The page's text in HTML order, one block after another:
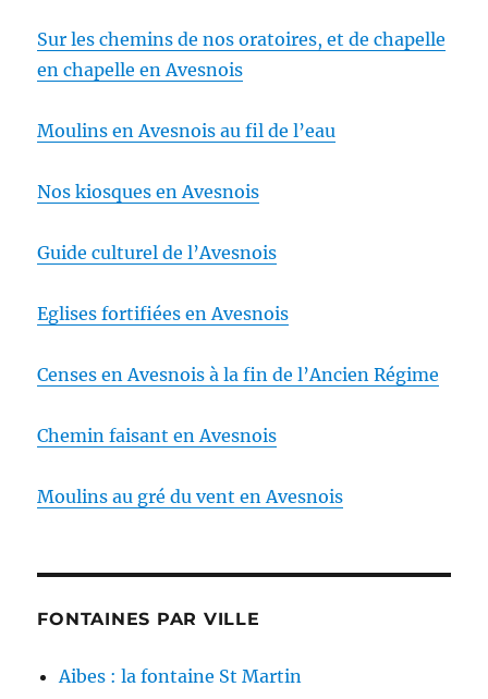
Sur les chemins de nos oratoires, et de chapelle
en chapelle en Avesnois
Moulins en Avesnois au fil de l’eau
Nos kiosques en Avesnois
Guide culturel de l’Avesnois
Eglises fortifiées en Avesnois
Censes en Avesnois à la fin de l’Ancien Régime
Chemin faisant en Avesnois
Moulins au gré du vent en Avesnois
FONTAINES PAR VILLE
Aibes : la fontaine St Martin